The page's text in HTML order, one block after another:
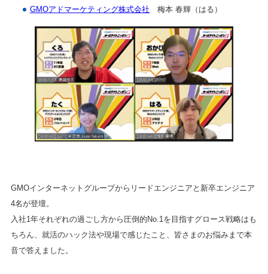
GMOアドマーケティング株式会社 梅本 春輝（はる）
GMOインターネットグループからリードエンジニアと新卒エンジニア
4名が登壇。
入社1年それぞれの過ごし方から圧倒的No.1を目指すグロース戦略はも
ちろん、就活のハック法や現場で感じたこと、皆さまのお悩みまで本
音で答えました。